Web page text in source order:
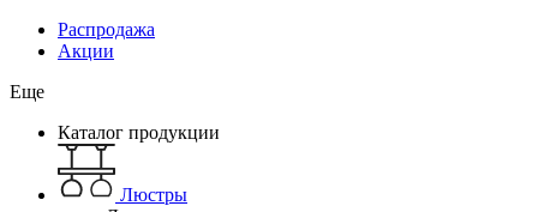
Распродажа
Акции
Еще
Каталог продукции
Люстры